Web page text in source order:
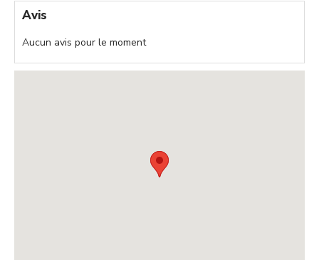
Avis
Aucun avis pour le moment